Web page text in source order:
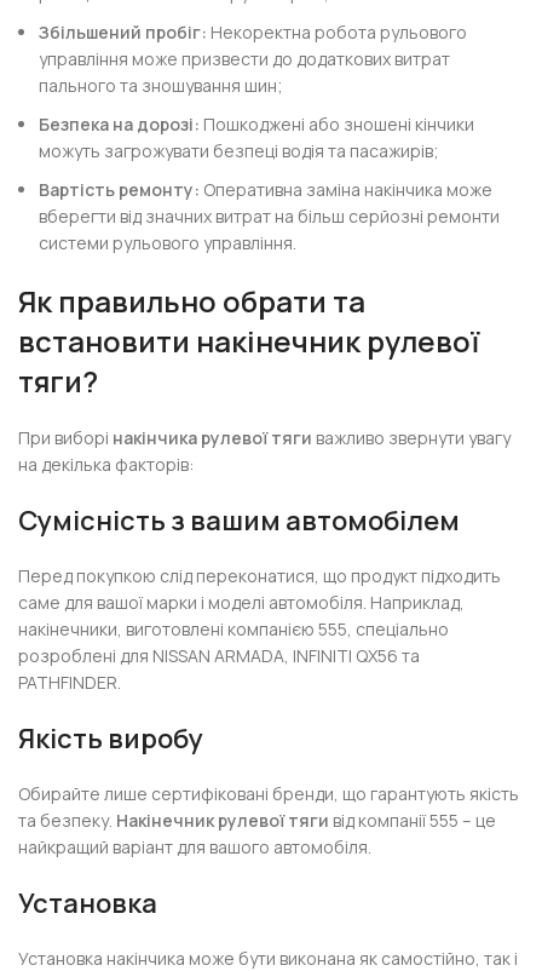
Збільшений пробіг: Некоректна робота рульового
управління може призвести до додаткових витрат
пального та зношування шин;
Безпека на дорозі: Пошкоджені або зношені кінчики
можуть загрожувати безпеці водія та пасажирів;
Вартість ремонту: Оперативна заміна накінчика може
вберегти від значних витрат на більш серйозні ремонти
системи рульового управління.
Як правильно обрати та
встановити накінечник рулевої
тяги?
При виборі накінчика рулевої тяги важливо звернути увагу
на декілька факторів:
Сумісність з вашим автомобілем
Перед покупкою слід переконатися, що продукт підходить
саме для вашої марки і моделі автомобіля. Наприклад,
накінечники, виготовлені компанією 555, спеціально
розроблені для NISSAN ARMADA, INFINITI QX56 та
PATHFINDER.
Якість виробу
Обирайте лише сертифіковані бренди, що гарантують якість
та безпеку. Накінечник рулевої тяги від компанії 555 – це
найкращий варіант для вашого автомобіля.
Установка
Установка накінчика може бути виконана як самостійно, так і